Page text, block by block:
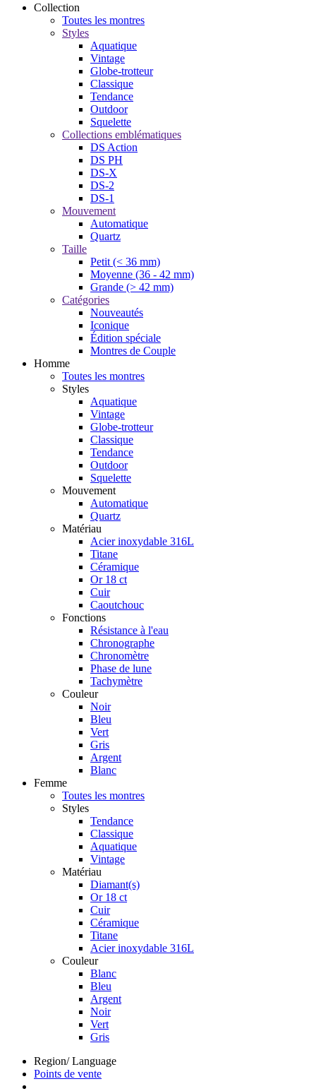
Collection
Toutes les montres
Styles
Aquatique
Vintage
Globe-trotteur
Classique
Tendance
Outdoor
Squelette
Collections emblématiques
DS Action
DS PH
DS-X
DS-2
DS-1
Mouvement
Automatique
Quartz
Taille
Petit (< 36 mm)
Moyenne (36 - 42 mm)
Grande (> 42 mm)
Catégories
Nouveautés
Iconique
Édition spéciale
Montres de Couple
Homme
Toutes les montres
Styles
Aquatique
Vintage
Globe-trotteur
Classique
Tendance
Outdoor
Squelette
Mouvement
Automatique
Quartz
Matériau
Acier inoxydable 316L
Titane
Céramique
Or 18 ct
Cuir
Caoutchouc
Fonctions
Résistance à l'eau
Chronographe
Chronomètre
Phase de lune
Tachymètre
Couleur
Noir
Bleu
Vert
Gris
Argent
Blanc
Femme
Toutes les montres
Styles
Tendance
Classique
Aquatique
Vintage
Matériau
Diamant(s)
Or 18 ct
Cuir
Céramique
Titane
Acier inoxydable 316L
Couleur
Blanc
Bleu
Argent
Noir
Vert
Gris
Region/ Language
Points de vente